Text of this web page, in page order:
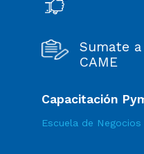
Sumate
CAME
Capacitación
Escuela de Negocios